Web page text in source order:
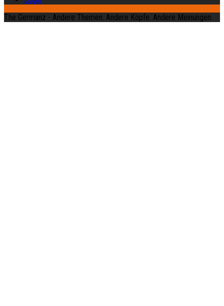
The Germanz - Andere Themen. Andere Köpfe. Andere Meinungen.